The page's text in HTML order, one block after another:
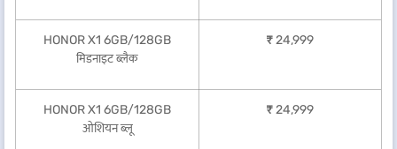
HONOR X1 6GB/128GB
मिडनाइट ब्लैक
₹24,999
HONOR X1 6GB/128GB
ओशियन ब्लू
₹24,999